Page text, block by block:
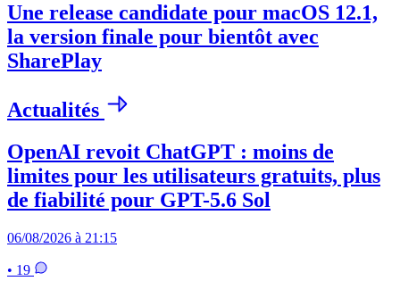
Une release candidate pour macOS 12.1,
la version finale pour bientôt avec
SharePlay
Actualités
OpenAI revoit ChatGPT : moins de
limites pour les utilisateurs gratuits, plus
de fiabilité pour GPT-5.6 Sol
06/08/2026 à 21:15
• 19